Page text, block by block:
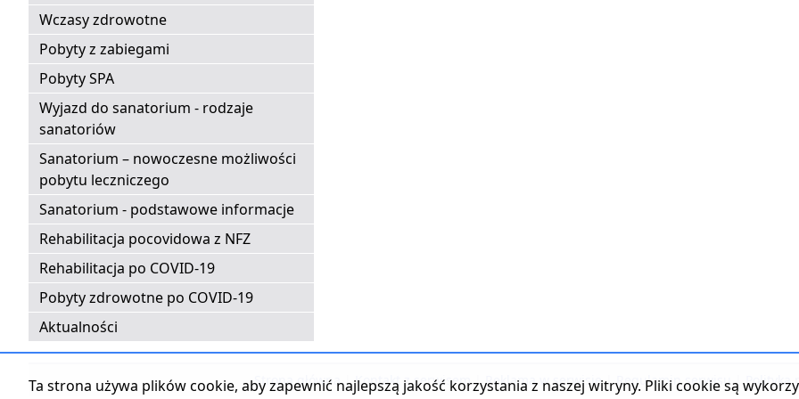
Wczasy zdrowotne
Pobyty z zabiegami
Pobyty SPA
Wyjazd do sanatorium - rodzaje
sanatoriów
Sanatorium – nowoczesne możliwości
pobytu leczniczego
Sanatorium - podstawowe informacje
Rehabilitacja pocovidowa z NFZ
Rehabilitacja po COVID-19
Pobyty zdrowotne po COVID-19
Aktualności
Strona główna | Kontakt z serwisem | Reklama w serwisie | Regulamin serwisu | Polityka
Ta strona używa plików cookie, aby zapewnić najlepszą jakość korzystania z naszej witryny. Pliki cookie są